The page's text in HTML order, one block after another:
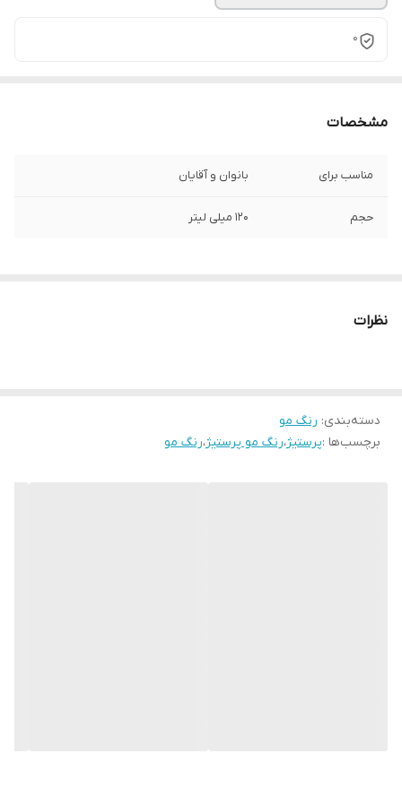
0
مشخصات
مناسب برای بانوان و آقایان
حجم 120 میلی لیتر
نظرات
دسته‌بندی: رنگ مو
برچسب‌ها :پرستیژ،رنگ مو پرستیژ،رنگ مو